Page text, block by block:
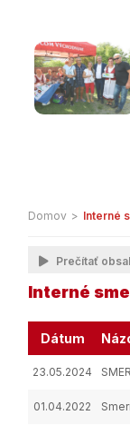
Domov > Interné
Prečítať
Interné
Dátum
23.05.2024
01.04.2022